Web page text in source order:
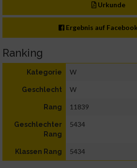
Urkunde
Ergebnis auf
Ranking
Kategorie W
Geschlecht W
Rang 11839
Geschlechter
Rang
5434
Klassen Rang 5434